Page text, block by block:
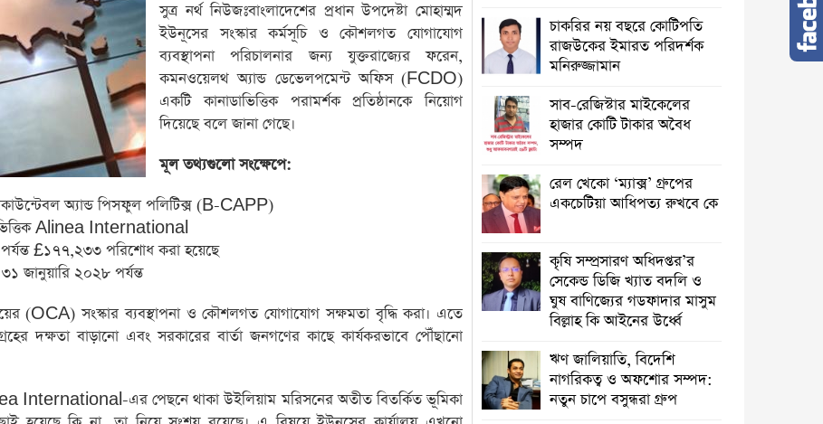
সুত্র নর্থ নিউজঃবাংলাদেশের প্রধান উপদেষ্টা মোহাম্মদ
ইউনূসের সংস্কার কর্মসূচি ও কৌশলগত যোগাযোগ
ব্যবস্থাপনা পরিচালনার জন্য যুক্তরাজ্যের ফরেন,
কমনওয়েলথ অ্যান্ড ডেভেলপমেন্ট অফিস (FCDO)
একটি কানাডাভিত্তিক পরামর্শক প্রতিষ্ঠানকে নিয়োগ
দিয়েছে বলে জানা গেছে।
মূল তথ্যগুলো সংক্ষেপে:
অ্যান্ড পিসফুল পলিটিক্স (B-CAPP)
ভিত্তিক Alinea International
£১৭৭,২৩৩ পরিশোধ করা হয়েছে
জানুয়ারি ২০২৮ পর্যন্ত
(OCA) সংস্কার ব্যবস্থাপনা ও কৌশলগত যোগাযোগ সক্ষমতা বৃদ্ধি করা। এতে
দক্ষতা বাড়ানো এবং সরকারের বার্তা জনগণের কাছে কার্যকরভাবে পৌঁছানো
International-এর পেছনে থাকা উইলিয়াম মরিসনের অতীত বিতর্কিত ভূমিকা
চাকরির নয় বছরে কোটিপতি
রাজউকের ইমারত পরিদর্শক
মনিরুজ্জামান
সাব-রেজিস্টার মাইকেলের
হাজার কোটি টাকার অবৈধ
সম্পদ
রেল খেকো ‘ম্যাক্স’ গ্রুপের
একচেটিয়া আধিপত্য রুখবে কে
কৃষি সম্প্রসারণ অধিদপ্তর’র
সেকেন্ড ডিজি খ্যাত বদলি ও
ঘুষ বাণিজ্যের গডফাদার মাসুম
বিল্লাহ কি আইনের উর্ধ্বে
ঋণ জালিয়াতি, বিদেশি
নাগরিকত্ব ও অফশোর সম্পদ:
নতুন চাপে বসুন্ধরা গ্রুপ